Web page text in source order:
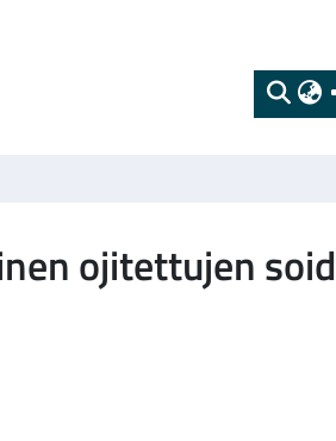
ojitettujen